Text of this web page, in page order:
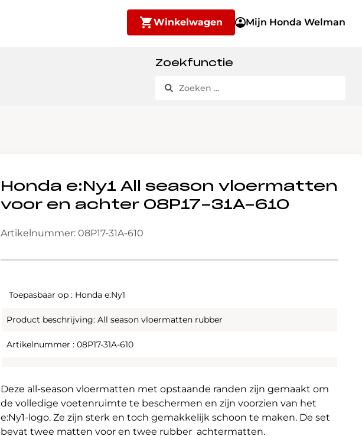
Winkelwagen Mijn Honda Welman
Zoekfunctie
Honda e:Ny1 All season vloermatten
voor en achter 08P17-31A-610
Artikelnummer: 08P17-31A-610
Toepasbaar op : Honda e:Ny1
Product beschrijving: All season vloermatten rubber
Artikelnummer : 08P17-31A-610
Deze all-season vloermatten met opstaande randen zijn gemaakt om
de volledige voetenruimte te beschermen en zijn voorzien van het
e:Ny1-logo. Ze zijn sterk en toch gemakkelijk schoon te maken. De set
bevat twee matten voor en twee rubber achtermatten.